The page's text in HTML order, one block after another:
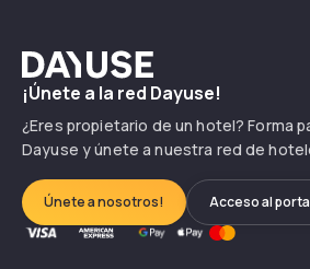
Dayuse
¡Únete a la red Dayuse!
¿Eres propietario de un hotel? Forma
Dayuse y únete a nuestra red de
Únete a nosotros! Acceso al